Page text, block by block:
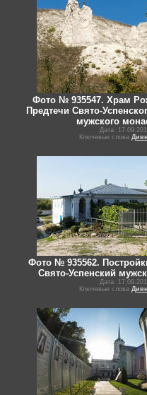
Фото № 935547. Храм
Предтечи Свято-
мужского
Дата:
Ключевые слова
Фото № 935562.
Свято-Успенский
Дата:
Ключевые слова